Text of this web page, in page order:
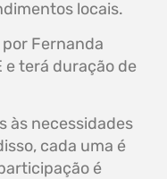
locais.
Fernanda
e terá duração de
às necessidades
cada uma é
é